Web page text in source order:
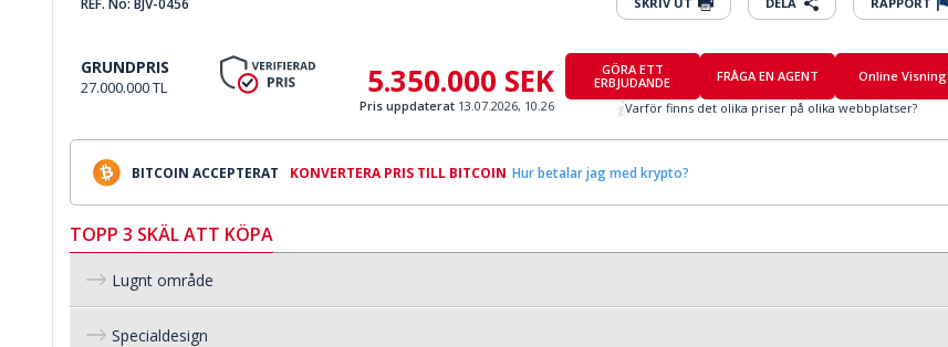
GRUNDPRIS
27.000.000 TL 5.350.000 SEK
Pris uppdaterat 13.07.2026, 10.26
GÖRA ETT
ERBJUDANDE
FRÅGA EN AGENT
Online Visning
Varför finns det olika priser på olika webbplatser?
BITCOIN ACCEPTERAT KONVERTERA PRIS TILL BITCOIN Hur betalar jag med krypto?
TOPP 3 SKÄL ATT KÖPA
Lugnt område
Specialdesign